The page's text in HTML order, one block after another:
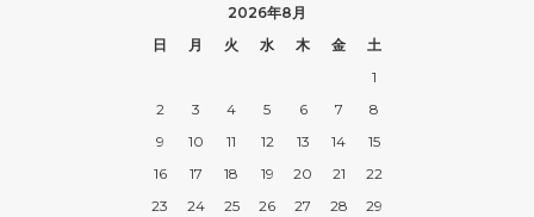
2026年8月
日
月 火 水 木 金
土
1
2
3 4 5 6 7
8
9
10 11 12 13 14
15
16
17 18 19 20 21
22
23
24 25 26 27 28
29